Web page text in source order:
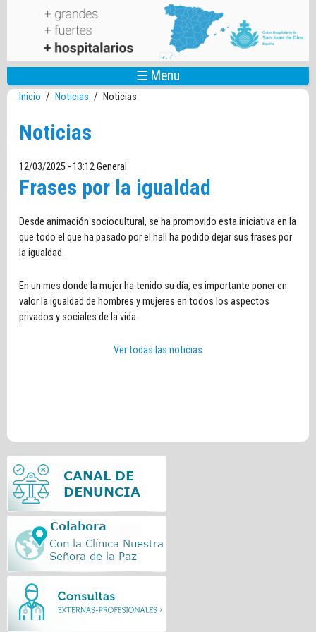
Pasar al contenido principal
☰ Menu
Inicio / Noticias / Noticias
Noticias
12/03/2025 - 13:12General
Frases por la igualdad
Desde animación sociocultural, se ha promovido esta iniciativa en la
que todo el que ha pasado por el hall ha podido dejar sus frases por
la igualdad.
En un mes donde la mujer ha tenido su día, es importante poner en
valor la igualdad de hombres y mujeres en todos los aspectos
privados y sociales de la vida.
Ver todas las noticias